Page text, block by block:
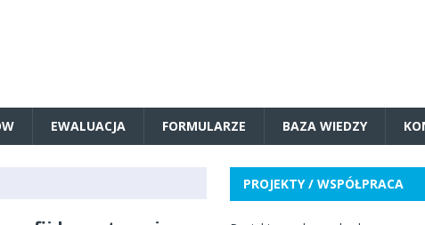
EWALUACJA FORMULARZE BAZA WIEDZY
PROJEKTY / WSPÓŁPRACA